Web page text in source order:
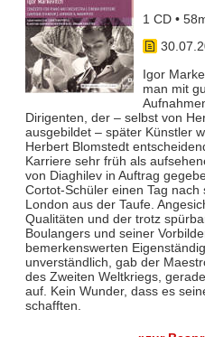
1 CD •
Igor
man mit
Dirigenten, der – selbst von
ausgebildet – später Künstler
Herbert Blomstedt
Karriere sehr früh als
von Diaghilev in Auftrag
Cortot-Schüler einen Tag
London aus der Taufe.
Qualitäten und der trotz
Boulangers und seiner
bemerkenswerten
unverständlich, gab der
des Zweiten Weltkriegs,
auf. Kein Wunder, dass es
schafften.